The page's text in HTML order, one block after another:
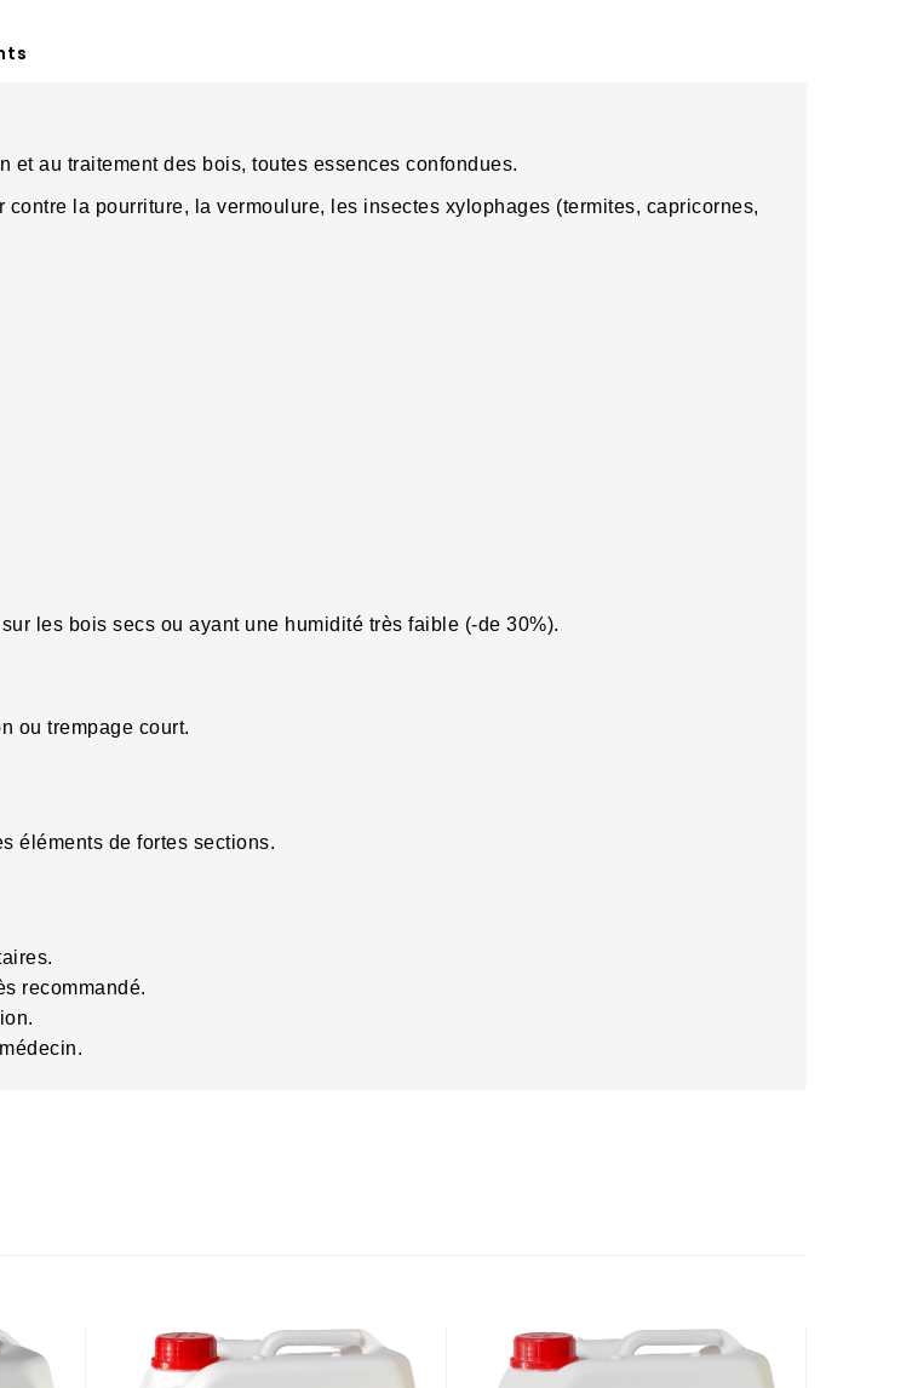
au traitement des bois, toutes essences confondues.
la pourriture, la vermoulure, les insectes xylophages (termites, capricornes,
les bois secs ou ayant une humidité très faible (-de 30%).
ou trempage court.
éléments de fortes sections.
recommandé.